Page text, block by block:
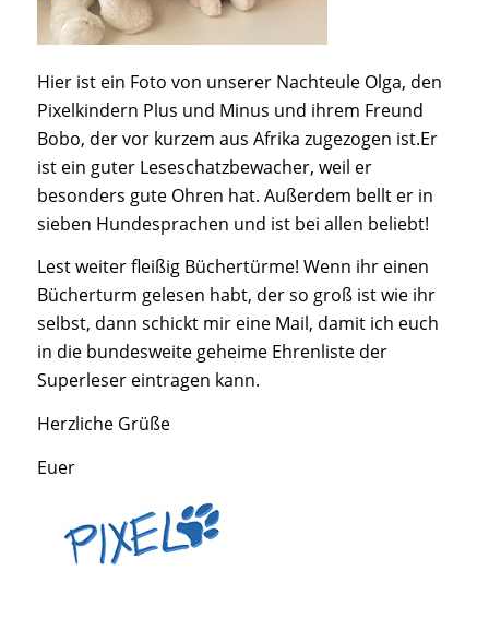
Hier ist ein Foto von unserer Nachteule Olga, den
Pixelkindern Plus und Minus und ihrem Freund
Bobo, der vor kurzem aus Afrika zugezogen ist.Er
ist ein guter Leseschatzbewacher, weil er
besonders gute Ohren hat. Außerdem bellt er in
sieben Hundesprachen und ist bei allen beliebt!
Lest weiter fleißig Büchertürme! Wenn ihr einen
Bücherturm gelesen habt, der so groß ist wie ihr
selbst, dann schickt mir eine Mail, damit ich euch
in die bundesweite geheime Ehrenliste der
Superleser eintragen kann.
Herzliche Grüße
Euer